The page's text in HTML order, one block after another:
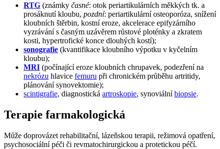
RTG (známky časné: otok periartikulárních měkkých tk. a
prosáknutí kloubu, pozdní: periartikulární osteoporóza, snížení
kloubních štěrbin, kostní eroze, akcelerace epifyzárního
vyzrávání s časným uzávěrem růstové ploténky a zkratem
kosti, hypertrofické konce dlouhých kostí);
sonografie (kvantifikace kloubního výpotku v kyčelním
kloubu);
MRI (počínající eroze kloubních chrupavek, podezření na
nekrózu hlavice femuru při chronickém průběhu artritidy,
plánování synovektomie);
scintigrafie, diagnostická artroskopie, synoviálníbiopsie.
Terapie farmakologická
Může doprovázet rehabilitační, lázeňskou terapii, režimová opatření,
psychosociální péči či revmatochirurgickou a protetickou péčí.